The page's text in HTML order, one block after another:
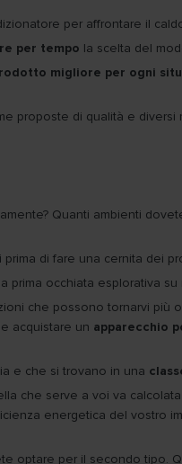
per affrontare il
per tempo la scelta del
migliore per ogni
proposte di qualità e
Quanti ambienti
di fare una cernita dei
prima occhiata esplorativa su
che possono tornarvi più
acquistare un apparecchio
e che si trovano in una
che serve a voi va
energetica del vostro
optare per il secondo tipo.